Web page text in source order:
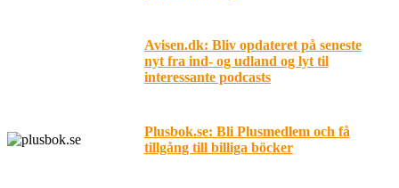
Avisen.dk: Bliv opdateret på seneste
nyt fra ind- og udland og lyt til
interessante podcasts
Plusbok.se: Bli Plusmedlem och få
tillgång till billiga böcker